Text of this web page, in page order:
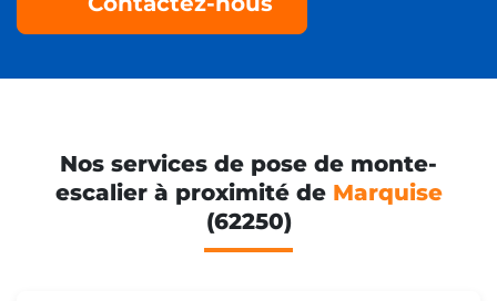
Nos services de pose de monte-
escalier à proximité de Marquise
(62250)